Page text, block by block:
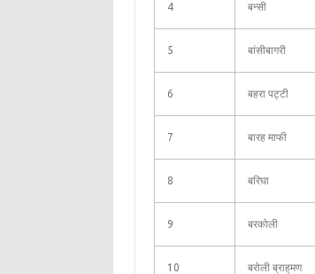
4 बन्सी
5 बांसीबागरी
6 बहरा पट्टी
7 बारह माफी
8 बरिघा
9 बरकोली
10 बरोली ब्राह्‌मण